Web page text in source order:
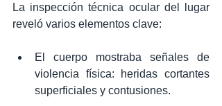
La inspección técnica ocular del lugar
reveló varios elementos clave:
El cuerpo mostraba señales de
violencia física: heridas cortantes
superficiales y contusiones.